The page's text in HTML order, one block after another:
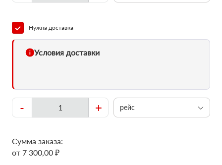
Нужна доставка
Условия доставки
- + рейс
Сумма заказа:
от 7 300,00 ₽